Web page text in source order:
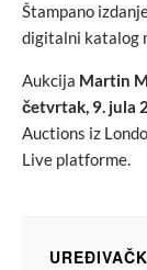
Štampano
digitalni katalog
Aukcija Martin
četvrtak, 9. jula
Auctions iz
Live platforme.